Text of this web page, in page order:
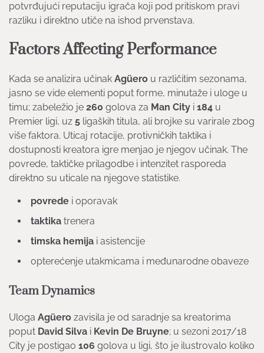
potvrđujući reputaciju igrača koji pod pritiskom pravi
razliku i direktno utiče na ishod prvenstava.
Factors Affecting Performance
Kada se analizira učinak Agüero u različitim sezonama,
jasno se vide elementi poput forme, minutaže i uloge u
timu; zabeležio je 260 golova za Man City i 184 u
Premier ligi, uz 5 ligaških titula, ali brojke su varirale zbog
više faktora. Uticaj rotacije, protivničkih taktika i
dostupnosti kreatora igre menjao je njegov učinak. The
povrede, taktičke prilagodbe i intenzitet rasporeda
direktno su uticale na njegove statistike.
povrede i oporavak
taktika trenera
timska hemija i asistencije
opterećenje utakmicama i međunarodne obaveze
Team Dynamics
Uloga Agüero zavisila je od saradnje sa kreatorima
poput David Silva i Kevin De Bruyne; u sezoni 2017/18
City je postigao 106 golova u ligi, što je ilustrovalo koliko